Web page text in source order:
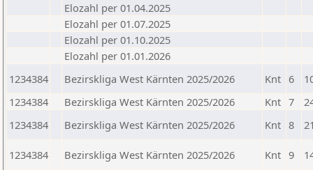
Elozahl per 01.04.2025
Elozahl per 01.07.2025
Elozahl per 01.10.2025
Elozahl per 01.01.2026
1234384
Bezirskliga West Kärnten 2025/2026 Knt 6
1234384
Bezirskliga West Kärnten 2025/2026 Knt 7
1234384
Bezirskliga West Kärnten 2025/2026 Knt 8
1234384 Bezirskliga West Kärnten 2025/2026 Knt 9